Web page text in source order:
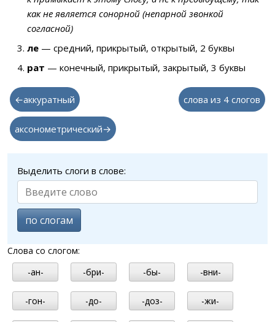
как не является сонорной (непарной звонкой
согласной)
ле — средний, прикрытый, открытый, 2 буквы
рат — конечный, прикрытый, закрытый, 3 буквы
←аккуратный слова из 4 слогов
аксонометрический→
Выделить слоги в слове:
по слогам
Слова со слогом:
-ан-
-бри- -бы- -вни-
-гон- -до- -доз- -жи-